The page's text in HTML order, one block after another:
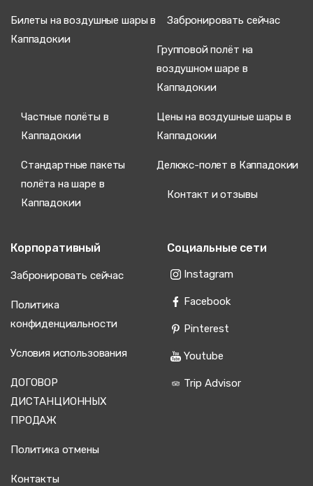
Билеты на воздушные шары в
Каппадокии
Забронировать сейчас
Групповой полёт на
воздушном шаре в
Каппадокии
Частные полёты в
Каппадокии
Цены на воздушные шары в
Каппадокии
Стандартные пакеты
полёта на шаре в
Каппадокии
Делюкс-полет в Каппадокии
Контакт и отзывы
Корпоративный
Забронировать сейчас
Политика
конфиденциальности
Условия использования
ДОГОВОР
ДИСТАНЦИОННЫХ
ПРОДАЖ
Политика отмены
Контакты
Социальные сети
Instagram
Facebook
Pinterest
Youtube
Trip Advisor